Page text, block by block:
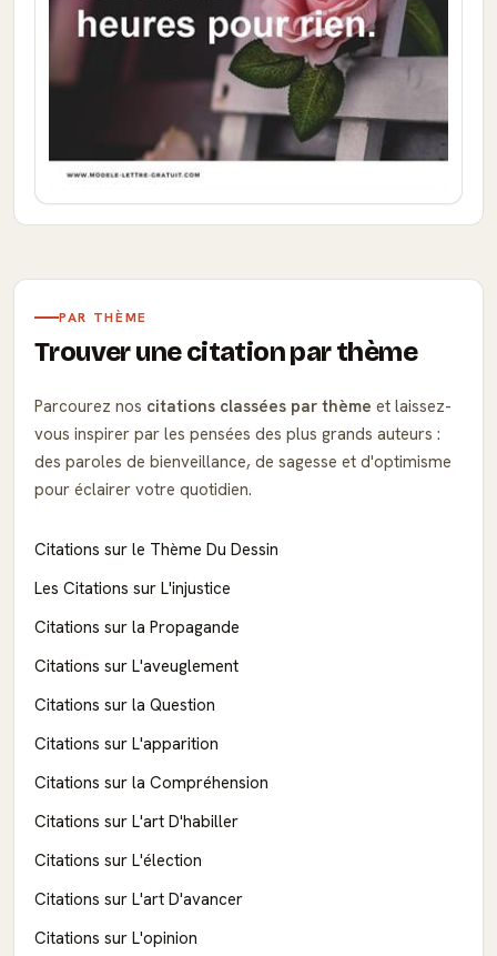
PAR THÈME
Trouver une citation par thème
Parcourez nos citations classées par thème et laissez-
vous inspirer par les pensées des plus grands auteurs :
des paroles de bienveillance, de sagesse et d'optimisme
pour éclairer votre quotidien.
Citations sur le Thème Du Dessin
Les Citations sur L'injustice
Citations sur la Propagande
Citations sur L'aveuglement
Citations sur la Question
Citations sur L'apparition
Citations sur la Compréhension
Citations sur L'art D'habiller
Citations sur L'élection
Citations sur L'art D'avancer
Citations sur L'opinion